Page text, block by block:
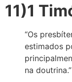
11)1
“Os
estimados
na doutrina.”